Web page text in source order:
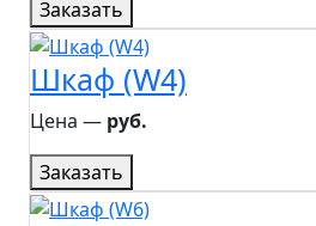
Заказать
Шкаф (W4)
Цена ― руб.
Заказать